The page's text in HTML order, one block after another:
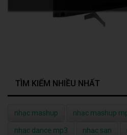
TÌM KIẾM NHIỀU NHẤT
nhạc mashup nhạc mashup
nhac dance mp3 nhac san